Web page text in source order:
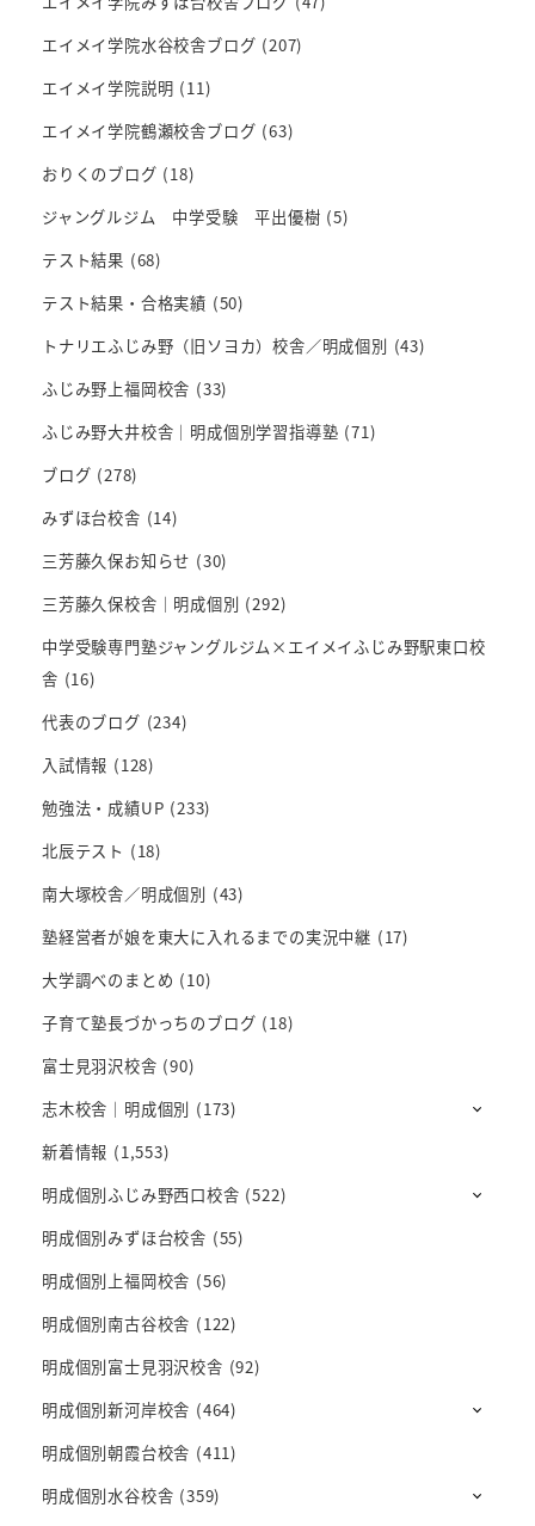
エイメイ学院水谷校舎ブログ (207)
エイメイ学院説明 (11)
エイメイ学院鶴瀬校舎ブログ (63)
おりくのブログ (18)
ジャングルジム 中学受験 平出優樹 (5)
テスト結果 (68)
テスト結果・合格実績 (50)
トナリエふじみ野（旧ソヨカ）校舎／明成個別 (43)
ふじみ野上福岡校舎 (33)
ふじみ野大井校舎｜明成個別学習指導塾 (71)
ブログ (278)
みずほ台校舎 (14)
三芳藤久保お知らせ (30)
三芳藤久保校舎｜明成個別 (292)
中学受験専門塾ジャングルジム×エイメイふじみ野駅東口校
舎 (16)
代表のブログ (234)
入試情報 (128)
勉強法・成績UP (233)
北辰テスト (18)
南大塚校舎／明成個別 (43)
塾経営者が娘を東大に入れるまでの実況中継 (17)
大学調べのまとめ (10)
子育て塾長づかっちのブログ (18)
富士見羽沢校舎 (90)
志木校舎｜明成個別 (173)
新着情報 (1,553)
明成個別ふじみ野西口校舎 (522)
明成個別みずほ台校舎 (55)
明成個別上福岡校舎 (56)
明成個別南古谷校舎 (122)
明成個別富士見羽沢校舎 (92)
明成個別新河岸校舎 (464)
明成個別朝霞台校舎 (411)
明成個別水谷校舎 (359)